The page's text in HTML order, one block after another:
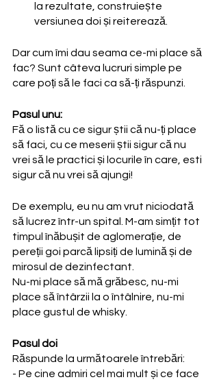
la rezultate, construiește
versiunea doi și reiterează.
Dar cum îmi dau seama ce-mi place să
fac? Sunt câteva lucruri simple pe
care poți să le faci ca să-ți răspunzi.
Pasul unu:
Fă o listă cu ce sigur știi că nu-ți place
să faci, cu ce meserii știi sigur că nu
vrei să le practici și locurile în care, esti
sigur că nu vrei să ajungi!
De exemplu, eu nu am vrut niciodată
să lucrez într-un spital. M-am simțit tot
timpul înăbușit de aglomerație, de
pereții goi parcă lipsiți de lumină și de
mirosul de dezinfectant.
Nu-mi place să mă grăbesc, nu-mi
place să întârzii la o întâlnire, nu-mi
place gustul de whisky.
Pasul doi
Răspunde la următoarele întrebări:
- Pe cine admiri cel mai mult și ce face